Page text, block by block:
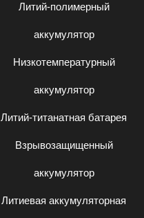
Литий-полимерный
аккумулятор
Низкотемпературный
аккумулятор
Литий-титанатная батарея
Взрывозащищенный
аккумулятор
Литиевая аккумуляторная